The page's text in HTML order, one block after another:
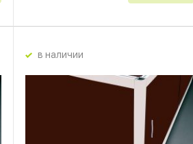
в наличии